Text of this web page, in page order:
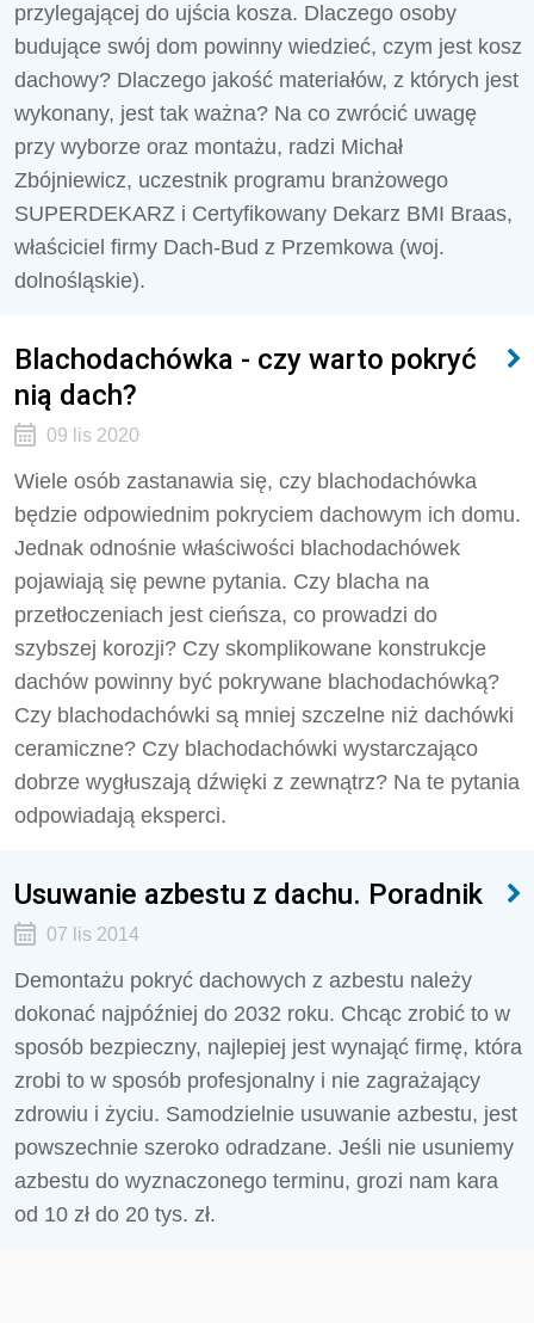
przylegającej do ujścia kosza. Dlaczego osoby
budujące swój dom powinny wiedzieć, czym jest kosz
dachowy? Dlaczego jakość materiałów, z których jest
wykonany, jest tak ważna? Na co zwrócić uwagę
przy wyborze oraz montażu, radzi Michał
Zbójniewicz, uczestnik programu branżowego
SUPERDEKARZ i Certyfikowany Dekarz BMI Braas,
właściciel firmy Dach-Bud z Przemkowa (woj.
dolnośląskie).
Blachodachówka - czy warto pokryć
nią dach?
09 lis 2020
Wiele osób zastanawia się, czy blachodachówka
będzie odpowiednim pokryciem dachowym ich domu.
Jednak odnośnie właściwości blachodachówek
pojawiają się pewne pytania. Czy blacha na
przetłoczeniach jest cieńsza, co prowadzi do
szybszej korozji? Czy skomplikowane konstrukcje
dachów powinny być pokrywane blachodachówką?
Czy blachodachówki są mniej szczelne niż dachówki
ceramiczne? Czy blachodachówki wystarczająco
dobrze wygłuszają dźwięki z zewnątrz? Na te pytania
odpowiadają eksperci.
Usuwanie azbestu z dachu. Poradnik
07 lis 2014
Demontażu pokryć dachowych z azbestu należy
dokonać najpóźniej do 2032 roku. Chcąc zrobić to w
sposób bezpieczny, najlepiej jest wynająć firmę, która
zrobi to w sposób profesjonalny i nie zagrażający
zdrowiu i życiu. Samodzielnie usuwanie azbestu, jest
powszechnie szeroko odradzane. Jeśli nie usuniemy
azbestu do wyznaczonego terminu, grozi nam kara
od 10 zł do 20 tys. zł.